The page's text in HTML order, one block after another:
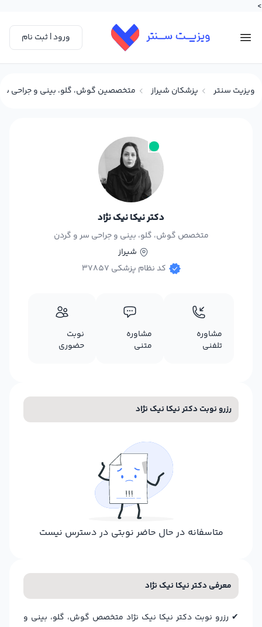
>
ورود | ثبت نام
ویزیت سنتر پزشکان شیراز متخصصین گوش، گلو، بینی و جراحی سر
دکتر نیکا نیک نژاد
متخصص گوش، گلو، بینی و جراحی سر و گردن
شیراز
کد نظام پزشکی 37857
مشاوره
تلفنی
مشاوره
متنی
نوبت
حضوری
رزرو نوبت دکتر نیکا نیک نژاد
متاسفانه در حال حاضر نوبتی در دسترس نیست
معرفی دکتر نیکا نیک نژاد
✔ رزرو نوبت دکتر نیکا نیک ‌نژاد متخصص گوش، گلو، بینی و